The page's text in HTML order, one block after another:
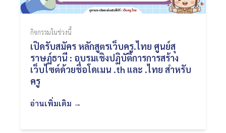
กิจกรรมในช่วงนี้
เปิดรับสมัคร หลักสูตรเว็บครู.ไทย ศูนย์สุ
ราษฏ์ธานี : อบรมเชิงปฏิบัติการการสร้าง
เว็บไซต์ด้วยชื่อโดเมน .th และ .ไทย สำหรับ
ครู
อ่านเพิ่มเติม →